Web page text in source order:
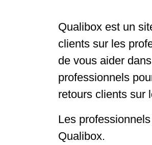
Qualibox est un
clients sur les
de vous aider
professionnels
retours clients sur
Les
Qualibox.